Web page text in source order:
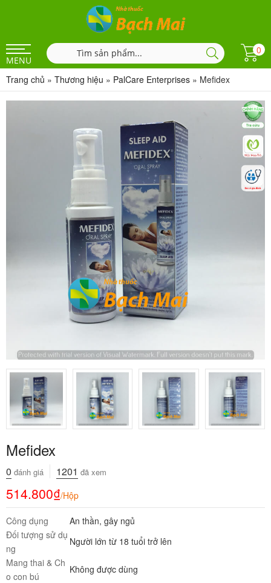
MENU
0
Trang chủ » Thương hiệu » PalCare Enterprises » Mefidex
Mefidex
0 đánh giá 1201 đã xem
514.800₫/Hộp
Công dụng
An thần, gây ngủ
Đối tượng sử dụ
ng
Người lớn từ 18 tuổi trở lên
Mang thai & Ch
o con bú
Không được dùng